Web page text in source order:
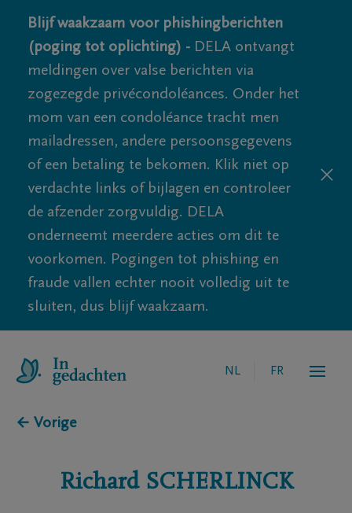
Blijf waakzaam voor phishingberichten
(poging tot oplichting) - DELA ontvangt
meldingen over valse berichten via
zogezegde privécondoléances. Onder het
mom van een condoléance tracht men
mailadressen, andere persoonsgegevens
of een betaling te bekomen. Klik niet op
verdachte links of bijlagen en controleer
de afzender zorgvuldig. DELA
onderneemt meerdere acties om dit te
voorkomen. Pogingen tot phishing en
fraude vallen echter nooit volledig uit te
sluiten, dus blijf waakzaam.
NL FR
← Vorige
Richard SCHERLINCK